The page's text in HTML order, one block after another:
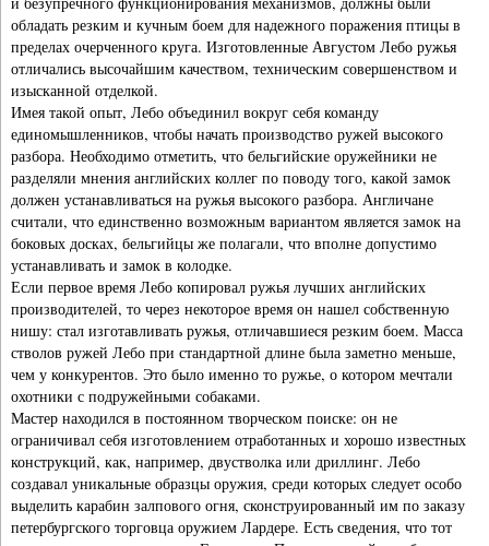
обладать резким и кучным боем для надежного поражения птицы в
пределах очерченного круга. Изготовленные Августом Лебо ружья
отличались высочайшим качеством, техническим совершенством и
изысканной отделкой.
Имея такой опыт, Лебо объединил вокруг себя команду
единомышленников, чтобы начать производство ружей высокого
разбора. Необходимо отметить, что бельгийские оружейники не
разделяли мнения английских коллег по поводу того, какой замок
должен устанавливаться на ружья высокого разбора. Англичане
считали, что единственно возможным вариантом является замок на
боковых досках, бельгийцы же полагали, что вполне допустимо
устанавливать и замок в колодке.
Если первое время Лебо копировал ружья лучших английских
производителей, то через некоторое время он нашел собственную
нишу: стал изготавливать ружья, отличавшиеся резким боем. Масса
стволов ружей Лебо при стандартной длине была заметно меньше,
чем у конкурентов. Это было именно то ружье, о котором мечтали
охотники с подружейными собаками.
Мастер находился в постоянном творческом поиске: он не
ограничивал себя изготовлением отработанных и хорошо известных
конструкций, как, например, двустволка или дриллинг. Лебо
создавал уникальные образцы оружия, среди которых следует особо
выделить карабин залпового огня, сконструированный им по заказу
петербургского торговца оружием Лардере. Есть сведения, что тот